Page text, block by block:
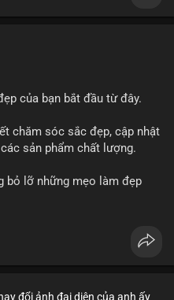
của bạn bắt đầu từ đây.
chăm sóc sắc đẹp, cập nhật
sản phẩm chất lượng.
bỏ lỡ những mẹo làm đẹp
đổi ảnh đại diện của anh ấy